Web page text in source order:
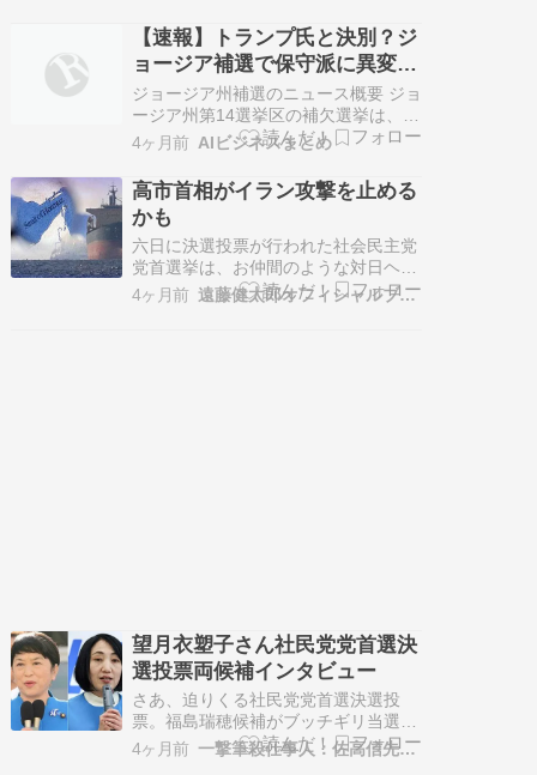
足りなかった」 - 日刊スポーツ 2026
年4月8日17時14分 社民党の福島瑞穂
党首は8日…
【速報】トランプ氏と決別？ジ
ョージア補選で保守派に異変！
議会勢力均衡も鍵
ジョージア州補選のニュース概要 ジョ
ージア州第14選挙区の補欠選挙は、共
和党のクレイ・フラーと民主党のショ
この選挙は、以前にトランプ大統領と
対立し辞任したマージョリー・テイラ
ー・グリーン氏の後任を決定するもの
です。 下院の勢力バランスに影響を
与…
4ヶ月前 AIビジネスまとめ
高市首相がイラン攻撃を止める
かも
六日に決選投票が行われた社会民主党
党首選挙は、お仲間のような対日ヘイ
トスピーチ（憎悪差別扇動＝反日）左
4ヶ月前 遠藤健太郎オフィシャルブログ
望月衣塑子さん社民党党首選決
選投票両候補インタビュー
さあ、迫りくる社民党党首選決選投
票。福島瑞穂候補がブッチギリ当選の
予想が大多数だった社民党党首選、福
4ヶ月前 一撃筆殺仕事人：佐高信先生追っかけブログ